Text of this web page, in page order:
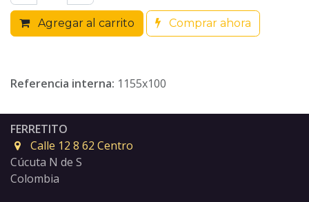
Agregar al carrito Comprar ahora
Referencia interna: 1155x100
FERRETITO
Calle 12 8 62 Centro
Cúcuta N de S
Colombia